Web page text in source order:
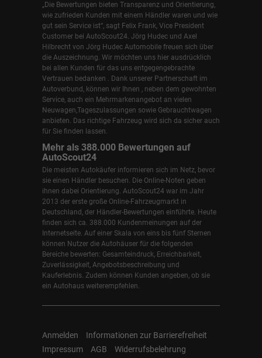
„Die Bewertungen bieten Transparenz und Orientierung,
wie zufrieden Kunden mit einem Händler waren und wie
gut sein Service ist“, sagt Felix Frank, Vice President
Customer bei AutoScout24. Jörg Hudec und Axel
Hilbrecht von Jörg Hudec Automobile freuen sich über
die Auszeichnung. Wir möchten uns hier ausdrücklich
bei allen Kunden für das uns entgegengebrachte
Vertrauen bedanken . Dank unserer Partnerschaft im
Autoverbund, können wir Ihnen , neben dem gewohnten
Service, auch ein Mehrmarkenangebot an vielen
Neuwagen,Tageszulassungen sowie Gebrauchtwagen
anbieten. Das richtige Fahrzeug wird sich da sicher auch
für Sie finden lassen.
Mehr als 388.000 Bewertungen auf
AutoScout24
Die meisten Autokäufer informieren sich im Netz, bevor
sie einen Händler besuchen. Die Online-Noten geben
ihnen dabei Orientierung. AutoScout24 war im Jahr
2013 der erste große Online-Fahrzeugmarkt in
Deutschland, der Händler-Bewertungen einführte. Heute
finden sich ca. 388.000 Kundenmeinungen auf der
Internetseite. Auf einer Skala von eins bis fünf Sternen
können Nutzer die Autohäuser für die folgenden
Bereiche bewerten: Gesamteindruck, Erreichbarkeit,
Zuverlässigkeit, Angebotsbeschreibung und
Kauferlebnis. Zudem können Kunden angeben, ob sie
ein Autohaus weiterempfehlen.
Anmelden
Informationen zur Barrierefreiheit
Impressum
AGB Widerrufsbelehrung